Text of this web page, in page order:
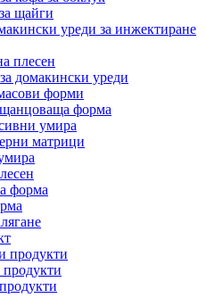
щайги
уреди за инжектиране
плесен
домакински уреди
форми
форма
умира
матрици
форма
продукти